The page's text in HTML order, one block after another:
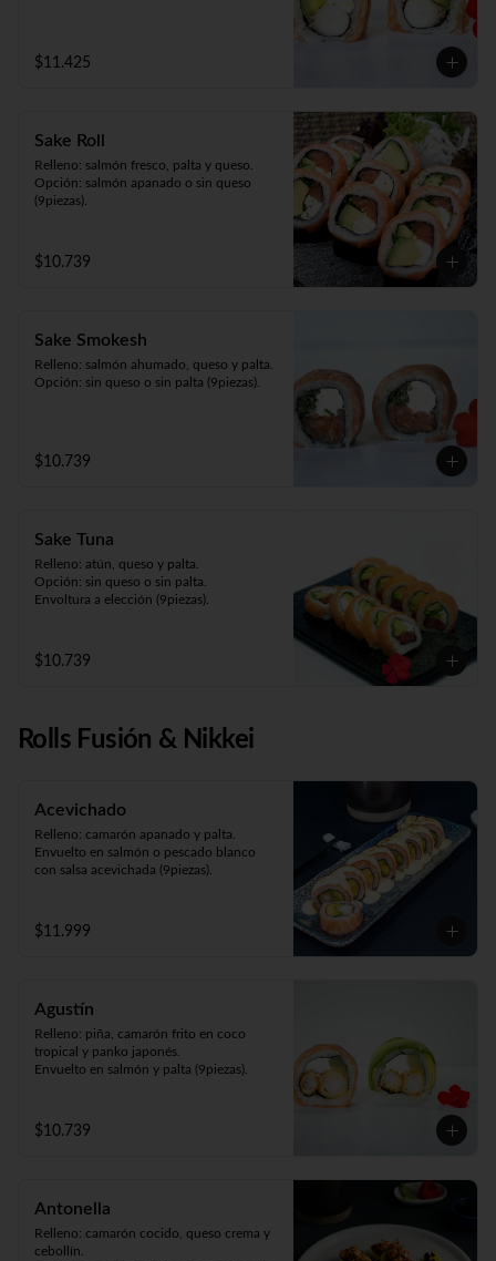
$11.425
Sake Roll
Relleno: salmón fresco, palta y queso.
Opción: salmón apanado o sin queso
(9piezas).
$10.739
Sake Smokesh
Relleno: salmón ahumado, queso y palta.
Opción: sin queso o sin palta (9piezas).
$10.739
Sake Tuna
Relleno: atún, queso y palta.
Opción: sin queso o sin palta.
Envoltura a elección (9piezas).
$10.739
Rolls Fusión & Nikkei
Acevichado
Relleno: camarón apanado y palta.
Envuelto en salmón o pescado blanco
con salsa acevichada (9piezas).
$11.999
Agustín
Relleno: piña, camarón frito en coco
tropical y panko japonés.
Envuelto en salmón y palta (9piezas).
$10.739
Antonella
Relleno: camarón cocido, queso crema y
cebollín.